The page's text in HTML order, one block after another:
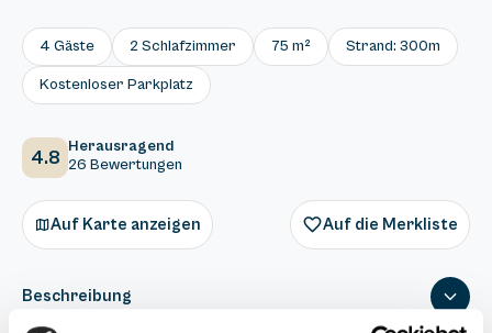
4 Gäste 2 Schlafzimmer 75 m² Strand: 300m
Kostenloser Parkplatz
4.8 Herausragend
26 Bewertungen
Auf Karte anzeigen Auf die Merkliste
Beschreibung